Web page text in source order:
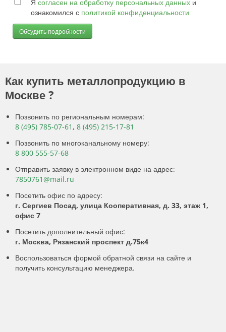
ознакомился с политикой конфиденциальности
Обсудить подробности
Как купить металлопродукцию в
Москве ?
Позвонить по региональным номерам:
8 (495) 785-07-61 , 8 (495) 215-17-81
Позвонить по многоканальному номеру:
8 800 555-57-68
Отправить заявку в электронном виде на адрес:
7850761@mail.ru
Посетить офис по адресу:
г. Сергиев Посад, улица Кооперативная, д. 33, этаж 1,
офис 7
Посетить дополнительный офис:
г. Москва, Рязанский проспект д.75к4
Воспользоваться формой обратной связи на сайте и
получить консультацию менеджера.